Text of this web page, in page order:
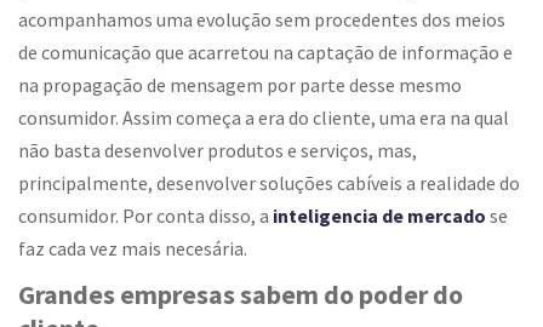
acompanhamos uma evolução sem procedentes dos meios
de comunicação que acarretou na captação de informação e
na propagação de mensagem por parte desse mesmo
consumidor. Assim começa a era do cliente, uma era na qual
não basta desenvolver produtos e serviços, mas,
principalmente, desenvolver soluções cabíveis a realidade do
consumidor. Por conta disso, a inteligencia de mercado se
faz cada vez mais necesária.
Grandes empresas sabem do poder do